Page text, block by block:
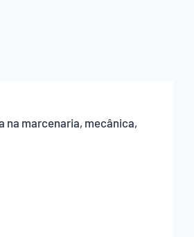
na marcenaria, mecânica,